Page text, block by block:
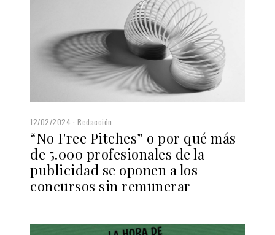
12/02/2024 Redacción
“No Free Pitches” o por qué más
de 5.000 profesionales de la
publicidad se oponen a los
concursos sin remunerar